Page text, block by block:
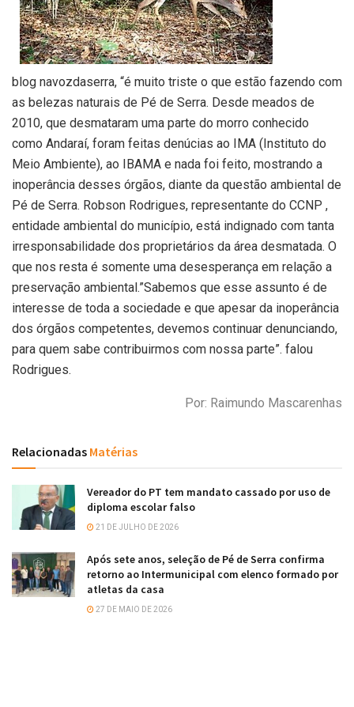
blog navozdaserra, “é muito triste o que estão fazendo com
as belezas naturais de Pé de Serra. Desde meados de
2010, que desmataram uma parte do morro conhecido
como Andaraí, foram feitas denúcias ao IMA (Instituto do
Meio Ambiente), ao IBAMA e nada foi feito, mostrando a
inoperância desses órgãos, diante da questão ambiental de
Pé de Serra. Robson Rodrigues, representante do CCNP ,
entidade ambiental do município, está indignado com tanta
irresponsabilidade dos proprietários da área desmatada. O
que nos resta é somente uma desesperança em relação a
preservação ambiental.”Sabemos que esse assunto é de
interesse de toda a sociedade e que apesar da inoperância
dos órgãos competentes, devemos continuar denunciando,
para quem sabe contribuirmos com nossa parte”. falou
Rodrigues.
Por: Raimundo Mascarenhas
Relacionadas Matérias
Vereador do PT tem mandato cassado por uso de
diploma escolar falso
21 DE JULHO DE 2026
Após sete anos, seleção de Pé de Serra confirma
retorno ao Intermunicipal com elenco formado por
atletas da casa
27 DE MAIO DE 2026